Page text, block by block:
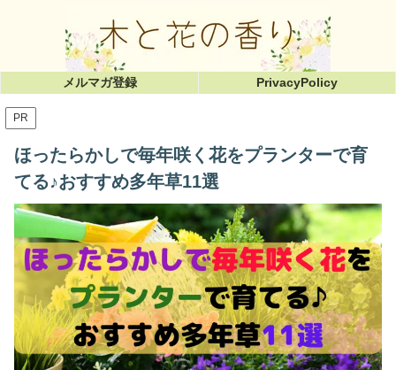
メルマガ登録 PrivacyPolicy
PR
ほったらかしで毎年咲く花をプランターで育
てる♪おすすめ多年草11選